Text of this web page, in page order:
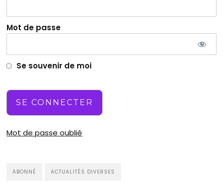
Mot de passe
Se souvenir de moi
Mot de passe oublié
ABONNÉ ACTUALITÉS DIVERSES